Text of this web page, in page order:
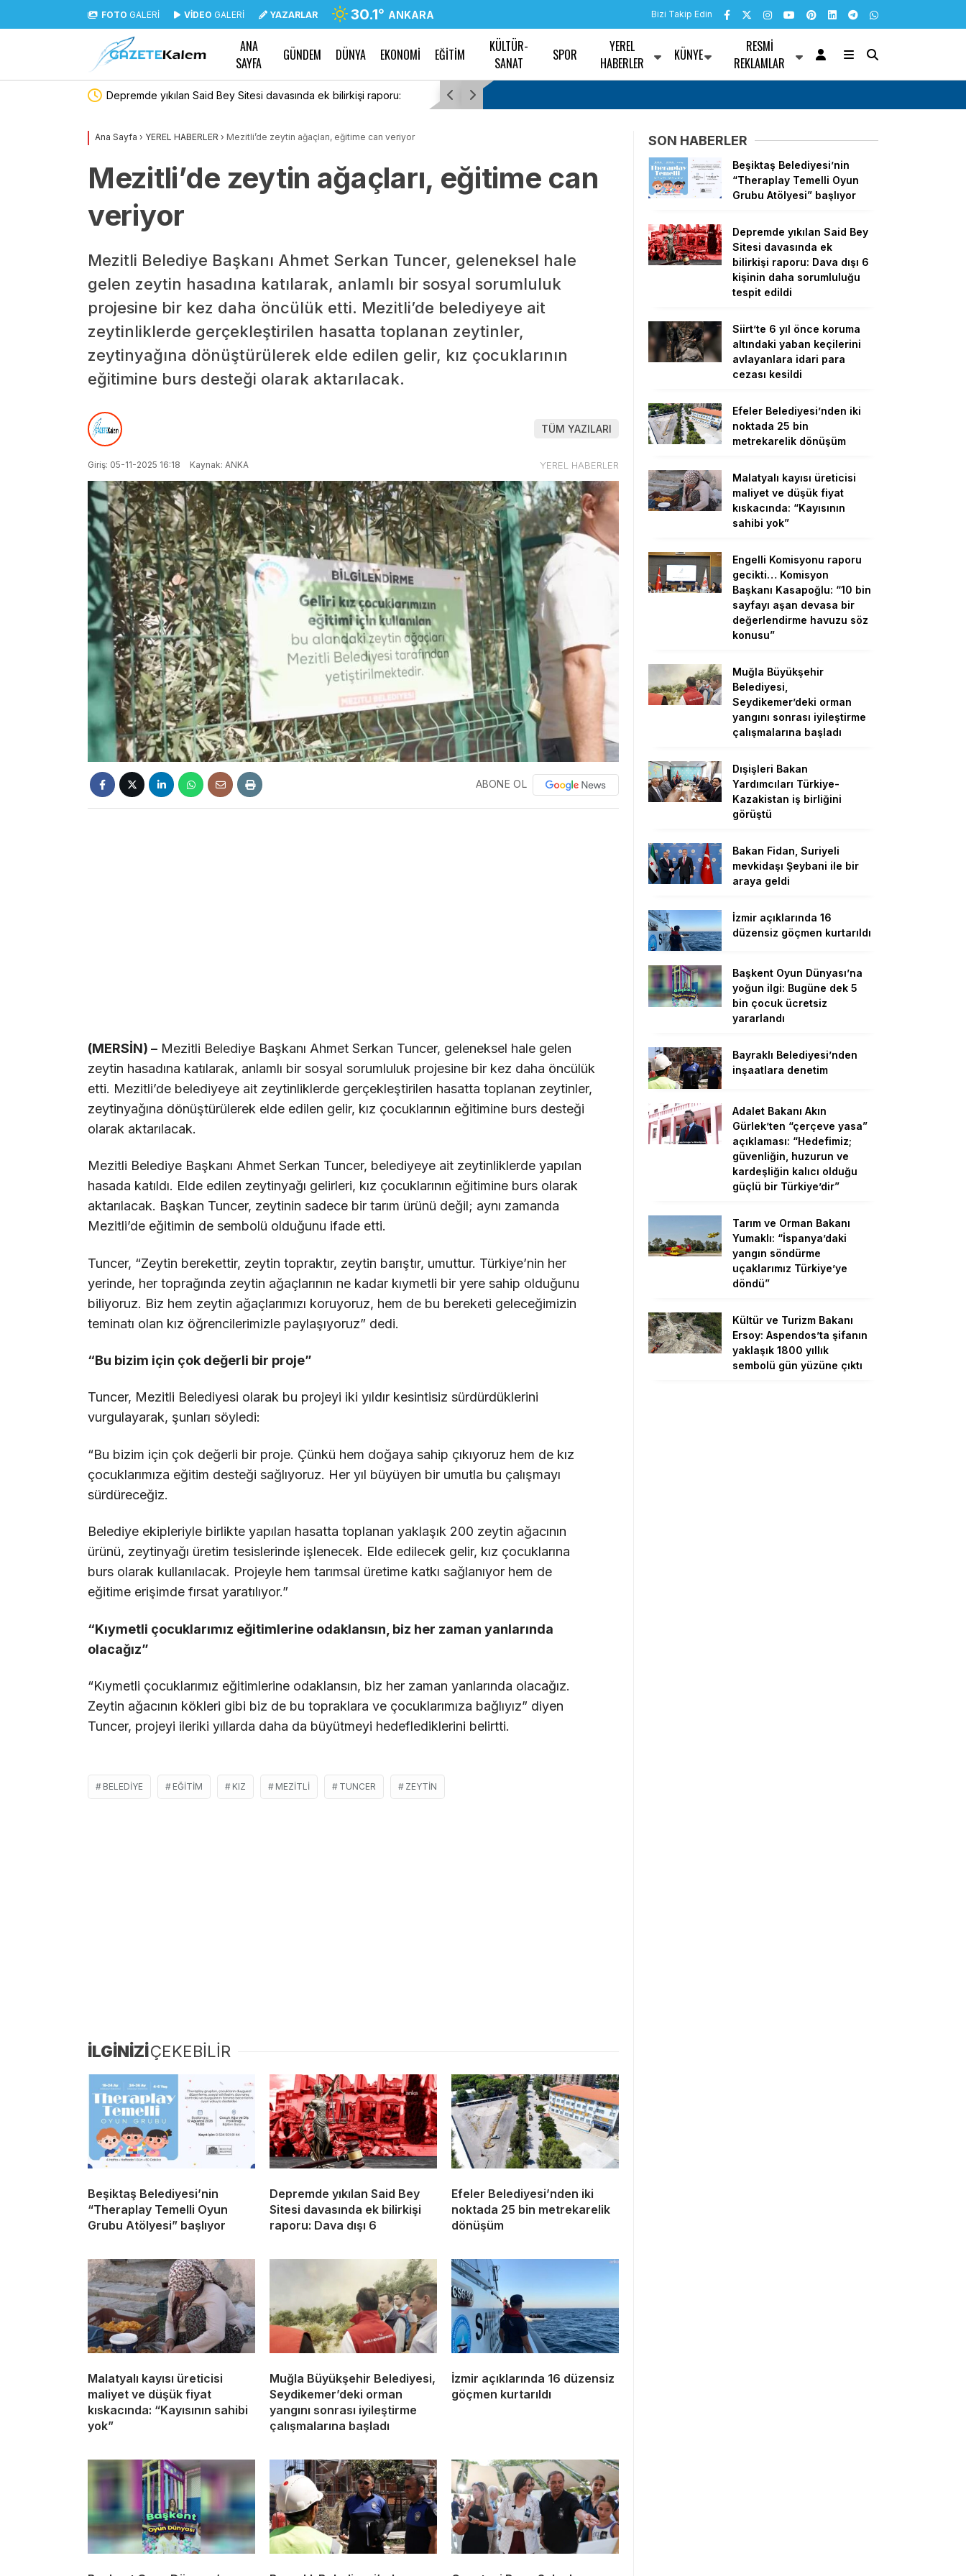
FOTO GALERİ VİDEO GALERİ YAZARLAR 30.1° ANKARA Bizi Takip Edin
ANA
SAYFA
GÜNDEM DÜNYA EKONOMİ EĞİTİM
KÜLTÜR-
SANAT
SPOR
YEREL
HABERLER
KÜNYE
RESMI
REKLAMLAR
yıkılan Said Bey Sitesi davasında ek bilirkişi raporu: Siirt’te 6 yıl önce koruma altındaki yaban keçilerini avlayanlara idari
Ana Sayfa › YEREL HABERLER › Mezitli’de zeytin ağaçları, eğitime can veriyor
Mezitli’de zeytin ağaçları, eğitime can
veriyor
Mezitli Belediye Başkanı Ahmet Serkan Tuncer, geleneksel hale
gelen zeytin hasadına katılarak, anlamlı bir sosyal sorumluluk
projesine bir kez daha öncülük etti. Mezitli’de belediyeye ait
zeytinliklerde gerçekleştirilen hasatta toplanan zeytinler,
zeytinyağına dönüştürülerek elde edilen gelir, kız çocuklarının
eğitimine burs desteği olarak aktarılacak.
TÜM YAZILARI
Giriş: 05-11-2025 16:18 Kaynak: ANKA YEREL HABERLER
ABONE OL
(MERSİN) – Mezitli Belediye Başkanı Ahmet Serkan Tuncer, geleneksel hale gelen
zeytin hasadına katılarak, anlamlı bir sosyal sorumluluk projesine bir kez daha öncülük
etti. Mezitli’de belediyeye ait zeytinliklerde gerçekleştirilen hasatta toplanan zeytinler,
zeytinyağına dönüştürülerek elde edilen gelir, kız çocuklarının eğitimine burs desteği
olarak aktarılacak.
Mezitli Belediye Başkanı Ahmet Serkan Tuncer, belediyeye ait zeytinliklerde yapılan
hasada katıldı. Elde edilen zeytinyağı gelirleri, kız çocuklarının eğitimine burs olarak
aktarılacak. Başkan Tuncer, zeytinin sadece bir tarım ürünü değil; aynı zamanda
Mezitli’de eğitimin de sembolü olduğunu ifade etti.
Tuncer, “Zeytin berekettir, zeytin topraktır, zeytin barıştır, umuttur. Türkiye’nin her
yerinde, her toprağında zeytin ağaçlarının ne kadar kıymetli bir yere sahip olduğunu
biliyoruz. Biz hem zeytin ağaçlarımızı koruyoruz, hem de bu bereketi geleceğimizin
teminatı olan kız öğrencilerimizle paylaşıyoruz” dedi.
“Bu bizim için çok değerli bir proje”
Tuncer, Mezitli Belediyesi olarak bu projeyi iki yıldır kesintisiz sürdürdüklerini
vurgulayarak, şunları söyledi:
“Bu bizim için çok değerli bir proje. Çünkü hem doğaya sahip çıkıyoruz hem de kız
çocuklarımıza eğitim desteği sağlıyoruz. Her yıl büyüyen bir umutla bu çalışmayı
sürdüreceğiz.
Belediye ekipleriyle birlikte yapılan hasatta toplanan yaklaşık 200 zeytin ağacının
ürünü, zeytinyağı üretim tesislerinde işlenecek. Elde edilecek gelir, kız çocuklarına
burs olarak kullanılacak. Projeyle hem tarımsal üretime katkı sağlanıyor hem de
eğitime erişimde fırsat yaratılıyor.”
“Kıymetli çocuklarımız eğitimlerine odaklansın, biz her zaman yanlarında
olacağız”
“Kıymetli çocuklarımız eğitimlerine odaklansın, biz her zaman yanlarında olacağız.
Zeytin ağacının kökleri gibi biz de bu topraklara ve çocuklarımıza bağlıyız” diyen
Tuncer, projeyi ileriki yıllarda daha da büyütmeyi hedeflediklerini belirtti.
BELEDIYE EĞITIM KIZ MEZITLI TUNCER ZEYTIN
İLGİNİZİÇEKEBİLİR
Beşiktaş Belediyesi’nin
“Theraplay Temelli Oyun
Grubu Atölyesi” başlıyor
Depremde yıkılan Said Bey
Sitesi davasında ek bilirkişi
raporu: Dava dışı 6
Efeler Belediyesi’nden iki
noktada 25 bin metrekarelik
dönüşüm
Malatyalı kayısı üreticisi
maliyet ve düşük fiyat
kıskacında: “Kayısının sahibi
yok”
Muğla Büyükşehir Belediyesi,
Seydikemer’deki orman
yangını sonrası iyileştirme
çalışmalarına başladı
İzmir açıklarında 16 düzensiz
göçmen kurtarıldı
SON HABERLER
Beşiktaş Belediyesi’nin
“Theraplay Temelli Oyun
Grubu Atölyesi” başlıyor
Depremde yıkılan Said Bey
Sitesi davasında ek
bilirkişi raporu: Dava dışı 6
kişinin daha sorumluluğu
tespit edildi
Siirt’te 6 yıl önce koruma
altındaki yaban keçilerini
avlayanlara idari para
cezası kesildi
Efeler Belediyesi’nden iki
noktada 25 bin
metrekarelik dönüşüm
Malatyalı kayısı üreticisi
maliyet ve düşük fiyat
kıskacında: “Kayısının
sahibi yok”
Engelli Komisyonu raporu
gecikti… Komisyon
Başkanı Kasapoğlu: “10 bin
sayfayı aşan devasa bir
değerlendirme havuzu söz
konusu”
Muğla Büyükşehir
Belediyesi,
Seydikemer’deki orman
yangını sonrası iyileştirme
çalışmalarına başladı
Dışişleri Bakan
Yardımcıları Türkiye-
Kazakistan iş birliğini
görüştü
Bakan Fidan, Suriyeli
mevkidaşı Şeybani ile bir
araya geldi
İzmir açıklarında 16
düzensiz göçmen kurtarıldı
Başkent Oyun Dünyası’na
yoğun ilgi: Bugüne dek 5
bin çocuk ücretsiz
yararlandı
Bayraklı Belediyesi’nden
inşaatlara denetim
Adalet Bakanı Akın
Gürlek’ten “çerçeve yasa”
açıklaması: “Hedefimiz;
güvenliğin, huzurun ve
kardeşliğin kalıcı olduğu
güçlü bir Türkiye’dir”
Tarım ve Orman Bakanı
Yumaklı: “İspanya’daki
yangın söndürme
uçaklarımız Türkiye’ye
döndü”
Kültür ve Turizm Bakanı
Ersoy: Aspendos’ta şifanın
yaklaşık 1800 yıllık
sembolü gün yüzüne çıktı